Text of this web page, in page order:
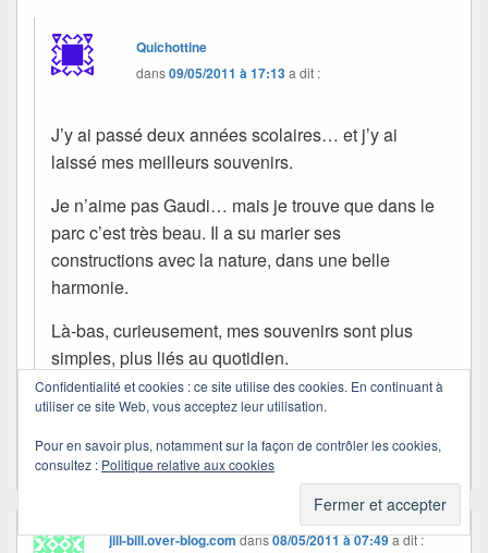
Quichottine
dans09/05/2011 à 17:13a dit :
J’y ai passé deux années scolaires… et j’y ai
laissé mes meilleurs souvenirs.
Je n’aime pas Gaudi… mais je trouve que dans le
parc c’est très beau. Il a su marier ses
constructions avec la nature, dans une belle
harmonie.
Là-bas, curieusement, mes souvenirs sont plus
simples, plus liés au quotidien.
Merci pour ce partage, Martine. Bises et douce
jill-bill.over-blog.comdans08/05/2011 à 07:49a dit :
Confidentialité et cookies : ce site utilise des cookies. En continuant à
utiliser ce site Web, vous acceptez leur utilisation.
Pour en savoir plus, notamment sur la façon de contrôler les cookies,
consultez : Politique relative aux cookies